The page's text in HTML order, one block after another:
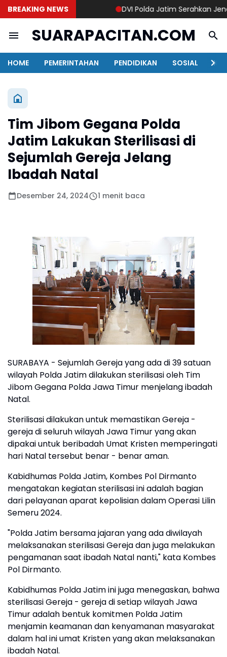
BREAKING NEWS DVI Polda Jatim Serahkan
SUARAPACITAN.COM
HOME PEMERINTAHAN PENDIDIKAN SOSIAL
Tim Jibom Gegana Polda
Jatim Lakukan Sterilisasi di
Sejumlah Gereja Jelang
Ibadah Natal
Desember 24, 2024 1 menit baca
SURABAYA - Sejumlah Gereja yang ada di 39 satuan
wilayah Polda Jatim dilakukan sterilisasi oleh Tim
Jibom Gegana Polda Jawa Timur menjelang ibadah
Natal.
Sterilisasi dilakukan untuk memastikan Gereja -
gereja di seluruh wilayah Jawa Timur yang akan
dipakai untuk beribadah Umat Kristen memperingati
hari Natal tersebut benar - benar aman.
Kabidhumas Polda Jatim, Kombes Pol Dirmanto
mengatakan kegiatan sterilisasi ini adalah bagian
dari pelayanan aparat kepolisian dalam Operasi Lilin
Semeru 2024.
"Polda Jatim bersama jajaran yang ada diwilayah
melaksanakan sterilisasi Gereja dan juga melakukan
pengamanan saat ibadah Natal nanti," kata Kombes
Pol Dirmanto.
Kabidhumas Polda Jatim ini juga menegaskan, bahwa
sterilisasi Gereja - gereja di setiap wilayah Jawa
Timur adalah bentuk komitmen Polda Jatim
menjamin keamanan dan kenyamanan masyarakat
dalam hal ini umat Kristen yang akan melaksanakan
ibadah Natal.